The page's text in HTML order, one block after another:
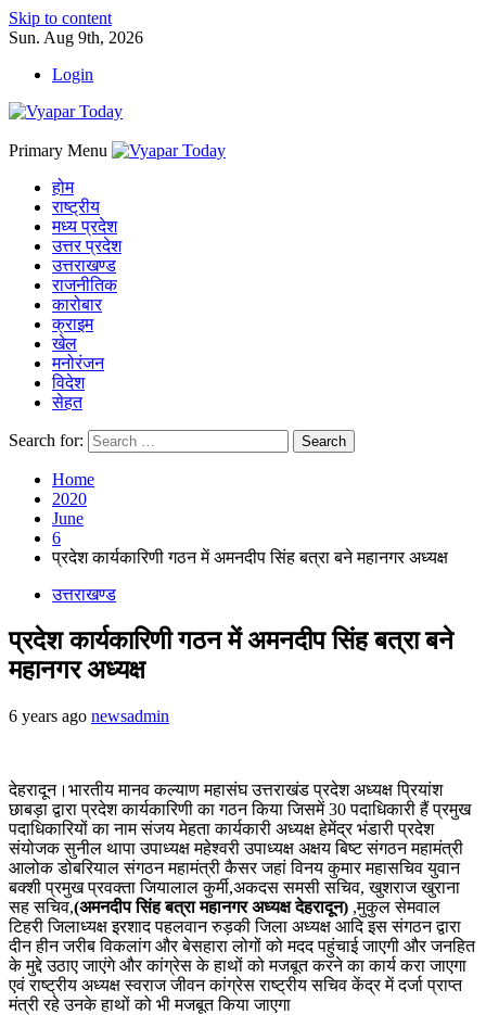
Skip to content
Sun. Aug 9th, 2026
Login
Primary Menu
होम
राष्ट्रीय
मध्य प्रदेश
उत्तर प्रदेश
उत्तराखण्ड
राजनीतिक
कारोबार
क्राइम
खेल
मनोरंजन
विदेश
सेहत
Search for:
Home
2020
June
6
प्रदेश कार्यकारिणी गठन में अमनदीप सिंह बत्रा बने महानगर अध्यक्ष
उत्तराखण्ड
प्रदेश कार्यकारिणी गठन में अमनदीप सिंह बत्रा बने
महानगर अध्यक्ष
6 years ago newsadmin
देहरादून।भारतीय मानव कल्याण महासंघ उत्तराखंड प्रदेश अध्यक्ष प्रियांश
छाबड़ा द्वारा प्रदेश कार्यकारिणी का गठन किया जिसमें 30 पदाधिकारी हैं प्रमुख
पदाधिकारियों का नाम संजय मेहता कार्यकारी अध्यक्ष हेमेंद्र भंडारी प्रदेश
संयोजक सुनील थापा उपाध्यक्ष महेश्वरी उपाध्यक्ष अक्षय बिष्ट संगठन महामंत्री
आलोक डोबरियाल संगठन महामंत्री कैसर जहां विनय कुमार महासचिव युवान
बक्शी प्रमुख प्रवक्ता जियालाल कुर्मी,अकदस समसी सचिव, खुशराज खुराना
सह सचिव,(अमनदीप सिंह बत्रा महानगर अध्यक्ष देहरादून) ,मुकुल सेमवाल
टिहरी जिलाध्यक्ष इरशाद पहलवान रुड़की जिला अध्यक्ष आदि इस संगठन द्वारा
दीन हीन जरीब विकलांग और बेसहारा लोगों को मदद पहुंचाई जाएगी और जनहित
के मुद्दे उठाए जाएंगे और कांग्रेस के हाथों को मजबूत करने का कार्य करा जाएगा
एवं राष्ट्रीय अध्यक्ष स्वराज जीवन कांग्रेस राष्ट्रीय सचिव केंद्र में दर्जा प्राप्त
मंत्री रहे उनके हाथों को भी मजबूत किया जाएगा